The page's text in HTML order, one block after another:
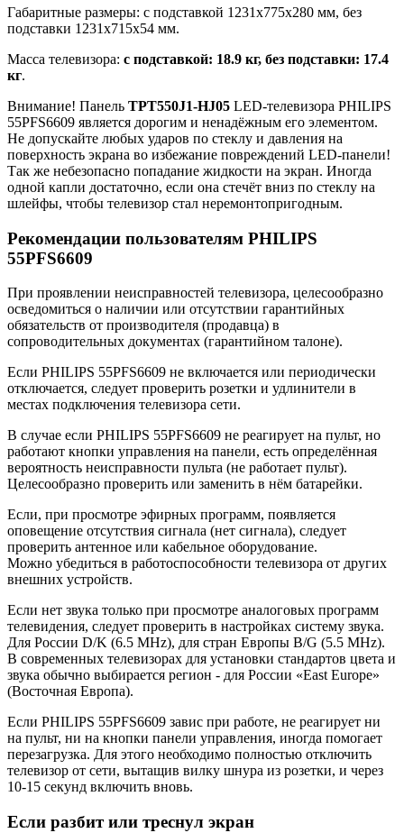
Габаритные размеры: с подставкой 1231x775x280 мм, без
подставки 1231x715x54 мм.
Масса телевизора: с подставкой: 18.9 кг, без подставки: 17.4
кг.
Внимание! Панель TPT550J1-HJ05 LED-телевизора PHILIPS
55PFS6609 является дорогим и ненадёжным его элементом.
Не допускайте любых ударов по стеклу и давления на
поверхность экрана во избежание повреждений LED-панели!
Так же небезопасно попадание жидкости на экран. Иногда
одной капли достаточно, если она стечёт вниз по стеклу на
шлейфы, чтобы телевизор стал неремонтопригодным.
Рекомендации пользователям PHILIPS
55PFS6609
При проявлении неисправностей телевизора, целесообразно
осведомиться о наличии или отсутствии гарантийных
обязательств от производителя (продавца) в
сопроводительных документах (гарантийном талоне).
Если PHILIPS 55PFS6609 не включается или периодически
отключается, следует проверить розетки и удлинители в
местах подключения телевизора сети.
В случае если PHILIPS 55PFS6609 не реагирует на пульт, но
работают кнопки управления на панели, есть определённая
вероятность неисправности пульта (не работает пульт).
Целесообразно проверить или заменить в нём батарейки.
Если, при просмотре эфирных программ, появляется
оповещение отсутствия сигнала (нет сигнала), следует
проверить антенное или кабельное оборудование.
Можно убедиться в работоспособности телевизора от других
внешних устройств.
Если нет звука только при просмотре аналоговых программ
телевидения, следует проверить в настройках систему звука.
Для России D/K (6.5 MHz), для стран Европы B/G (5.5 MHz).
В современных телевизорах для установки стандартов цвета и
звука обычно выбирается регион - для России «East Europe»
(Восточная Европа).
Если PHILIPS 55PFS6609 завис при работе, не реагирует ни
на пульт, ни на кнопки панели управления, иногда помогает
перезагрузка. Для этого необходимо полностью отключить
телевизор от сети, вытащив вилку шнура из розетки, и через
10-15 секунд включить вновь.
Если разбит или треснул экран